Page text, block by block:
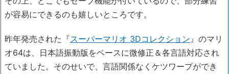
が容易にできるのも嬉しいところです。
昨年発売された『スーパーマリオ 3Dコレクション 』のマリ
オ64は、日本語振動版をベースに微修正＆各言語対応され
ていました。そのせいで、言語関係なくケツワープができ